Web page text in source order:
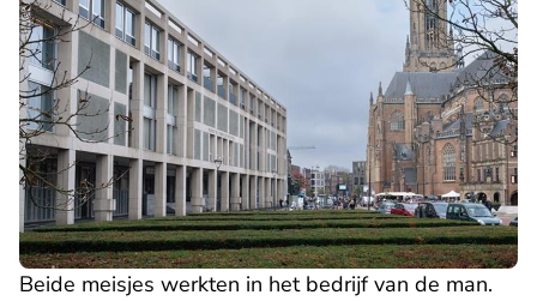
Beide meisjes werkten in het bedrijf van de man.